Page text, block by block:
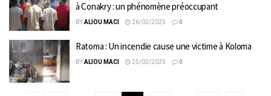
à Conakry : un phénomène préoccupant
BYALIOU MACI 26/02/2025 0
Ratoma : Un incendie cause une victime à Koloma
BYALIOU MACI 25/02/2025 0